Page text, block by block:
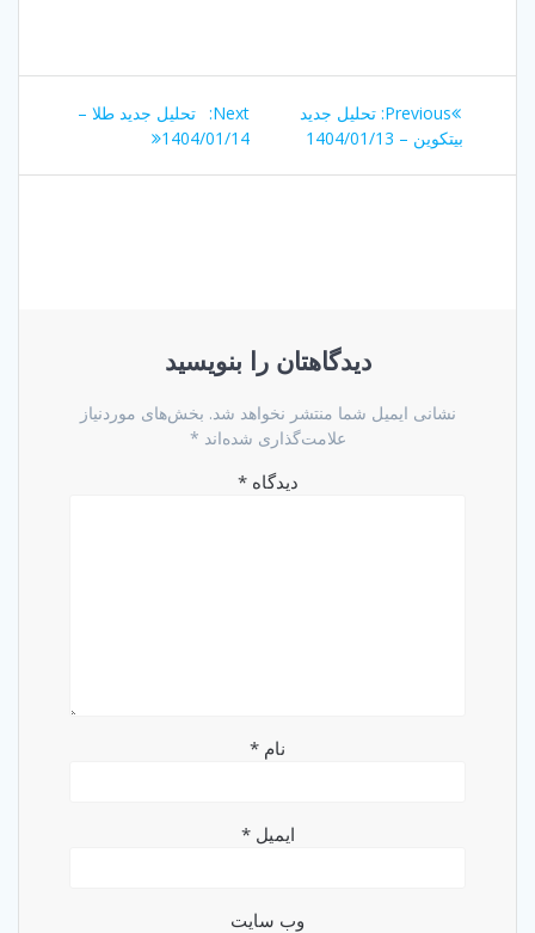
راهبری
نوشته
Previous:
Previous
post:
تحلیل جدید
بیتکوین – 1404/01/13
Next:
Next
post:
تحلیل جدید طلا –
1404/01/14
دیدگاهتان را بنویسید
نشانی ایمیل شما منتشر نخواهد شد. بخش‌های موردنیاز
علامت‌گذاری شده‌اند *
دیدگاه*
نام *
ایمیل*
وب‌ سایت